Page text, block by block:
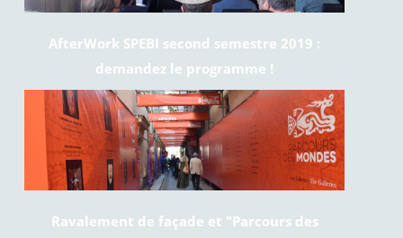
AfterWork SPEBI second semestre 2019 :
demandez le programme !
Ravalement de façade et "Parcours des